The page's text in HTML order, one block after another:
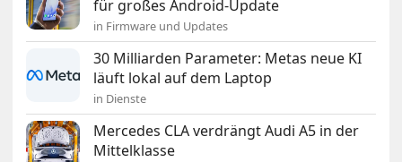
für großes Android-Update
in Firmware und Updates
30 Milliarden Parameter: Metas neue KI
läuft lokal auf dem Laptop
in Dienste
Mercedes CLA verdrängt Audi A5 in der
Mittelklasse